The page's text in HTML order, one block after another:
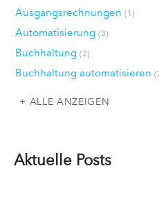
Ausgangsrechnungen (1)
Automatisierung (3)
Buchhaltung (2)
Buchhaltung automatisieren
ALLE ANZEIGEN
Aktuelle Posts